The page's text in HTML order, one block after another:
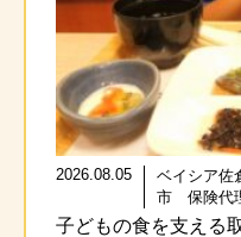
2026.08.05
ベイシア
市 保険代
子どもの食を支える